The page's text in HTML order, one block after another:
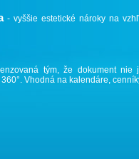
- vyššie estetické nároky na
tým, že dokument
Vhodná na kalendáre,